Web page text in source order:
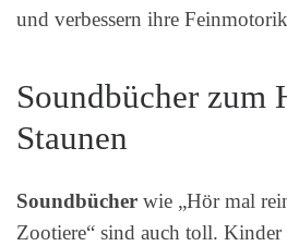
und verbessern ihre
Soundbücher zum
Staunen
Soundbücher wie „Hör mal
Zootiere“ sind auch toll.